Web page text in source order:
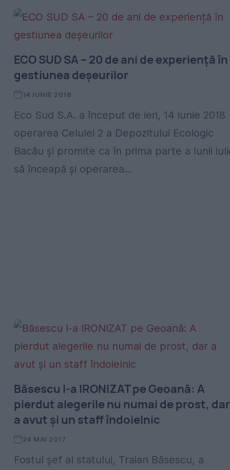
ECO SUD SA – 20 de ani de experiență în
gestiunea deșeurilor
14 IUNIE 2018
Eco Sud S.A. a început de ieri, 14 iunie 2018
operarea Celulei 2 a Depozitului Ecologic
Bacău și promite ca în prima parte a lunii
să înceapă și operarea...
Băsescu l-a IRONIZAT pe Geoană: A
pierdut alegerile nu numai de prost, dar
a avut și un staff îndoielnic
24 MAI 2017
Fostul șef al statului, Traian Băsescu, a